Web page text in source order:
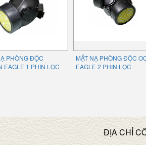
PHÒNG ĐỘC
EAGLE 1 PHIN LỌC
MẶT NẠ PHÒNG ĐỘC
EAGLE 2 PHIN LỌC
ĐỊA CHỈ